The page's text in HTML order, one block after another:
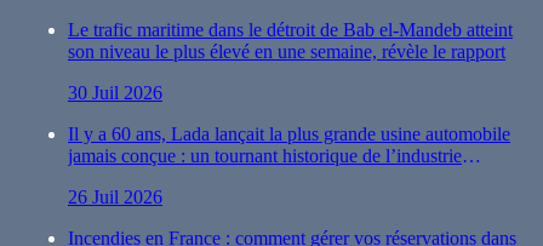
Le trafic maritime dans le détroit de Bab el-Mandeb atteint
son niveau le plus élevé en une semaine, révèle le rapport
30 Juil 2026
Il y a 60 ans, Lada lançait la plus grande usine automobile
jamais conçue : un tournant historique de l’industrie
26 Juil 2026
Incendies en France : comment gérer vos réservations dans